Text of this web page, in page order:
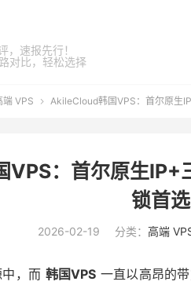
，速报先行！
对比，轻松选择
端 VPS  AkileCloud韩国VPS：首尔原生
：首尔原生IP+
锁首选
2026-02-19 分类： 高端
，而 韩国VPS 一直以高昂的